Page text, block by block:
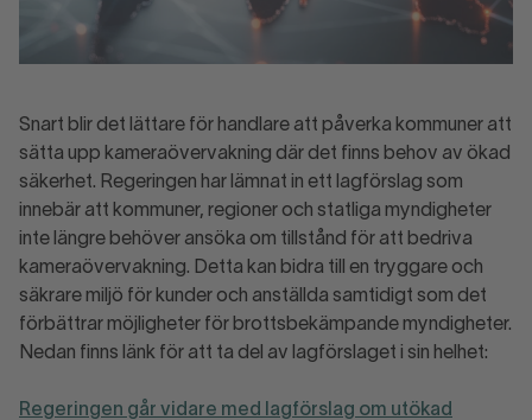
Snart blir det lättare för handlare att påverka kommuner att
sätta upp kameraövervakning där det finns behov av ökad
säkerhet. Regeringen har lämnat in ett lagförslag som
innebär att kommuner, regioner och statliga myndigheter
inte längre behöver ansöka om tillstånd för att bedriva
kameraövervakning. Detta kan bidra till en tryggare och
säkrare miljö för kunder och anställda samtidigt som det
förbättrar möjligheter för brottsbekämpande myndigheter.
Nedan finns länk för att ta del av lagförslaget i sin helhet:
Regeringen går vidare med lagförslag om utökad